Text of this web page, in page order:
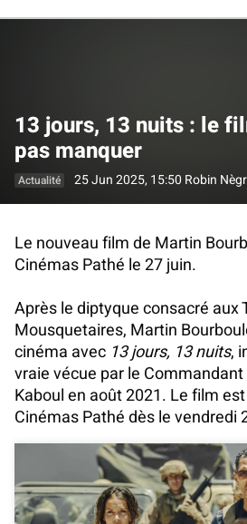
13 jours, 13 nuits : le
pas manquer
Actualité 25 Jun 2025, 15:50 Robin
Le nouveau film de Martin
Cinémas Pathé le 27 juin.
Après le diptyque consacré aux
Mousquetaires, Martin
cinéma avec 13 jours, 13 nuits,
vraie vécue par le
Kaboul en août 2021. Le film
Cinémas Pathé dès le vendredi